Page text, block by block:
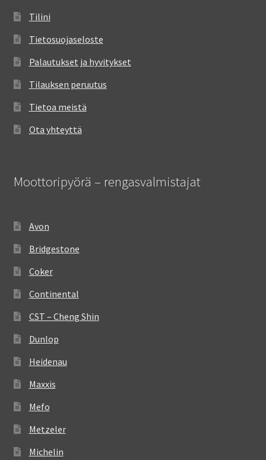
Tilini
Tietosuojaseloste
Palautukset ja hyvitykset
Tilauksen peruutus
Tietoa meistä
Ota yhteyttä
Moottoripyörä – rengasvalmistajat
Avon
Bridgestone
Coker
Continental
CST – Cheng Shin
Dunlop
Heidenau
Maxxis
Mefo
Metzeler
Michelin